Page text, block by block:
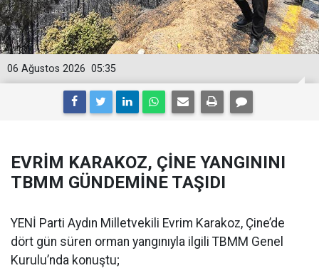
05:35
06 Ağustos 2026
EVRİM KARAKOZ, ÇİNE YANGININI
TBMM GÜNDEMİNE TAŞIDI
YENİ Parti Aydın Milletvekili Evrim Karakoz, Çine’de
dört gün süren orman yangınıyla ilgili TBMM Genel
Kurulu’nda konuştu;